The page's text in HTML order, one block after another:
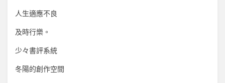
人生適應不良
及時行樂。
少々書評系統
冬陽的創作空間